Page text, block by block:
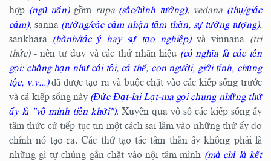
hợp (ngũ uẩn)gồm rupa (sắc/hình tướng), vedana (thụ/giác
cảm), sanna (tưởng/các cảm nhận tâm thần, sự tưởng tượng),
sankhara (hành/tác ý hay sự tạo nghiệp)và vinnana (tri
thức)- nên tư duy và các thứ nhãn hiệu (có nghĩa là các tên
gọi: chẳng hạn như cái tôi, cá thể, con người, giới tính, chủng
tộc, v.v...)đã được tạo ra và buộc chặt vào các kiếp sống trước
và cả kiếp sống này (Đức Đạt-lai Lạt-ma gọi chung những thứ
ấy là "vô minh tiên khởi"). Xuyên qua vô số các kiếp sống ấy
tâm thức cứ tiếp tục tin một cách sai lầm vào những thứ ấy do
chính nó tạo ra. Các thứ tạo tác tâm thần ấy không phải là
những gì tự chúng gắn chặt vào nội tâm mình (mà chỉ là kết